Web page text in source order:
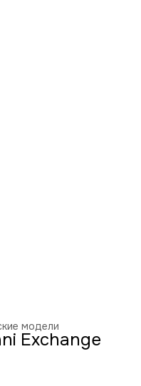
модели
Exchange